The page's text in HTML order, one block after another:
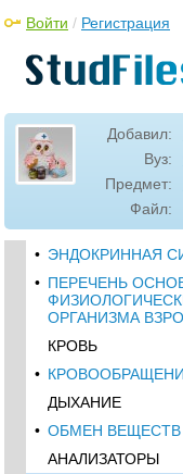
Войти / Регистрация
Добавил:
Вуз:
Предмет:
Файл:
• ЭНДОКРИННАЯ
• ПЕРЕЧЕНЬ
ОРГАНИЗМА
КРОВЬ
•
ДЫХАНИЕ
• ОБМЕН ВЕЩЕСТВ
АНАЛИЗАТОРЫ